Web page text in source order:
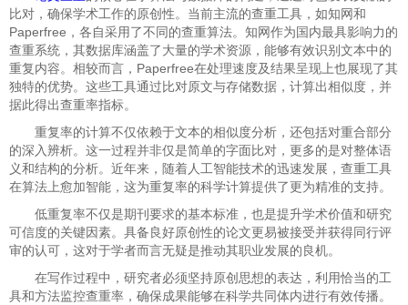
比对，确保学术工作的原创性。当前主流的查重工具，如知网和
Paperfree，各自采用了不同的查重算法。知网作为国内最具影响力的
查重系统，其数据库涵盖了大量的学术资源，能够有效识别文本中的
重复内容。相较而言，Paperfree在处理速度及结果呈现上也展现了其
独特的优势。这些工具通过比对原文与存储数据，计算出相似度，并
据此得出查重率指标。
重复率的计算不仅依赖于文本的相似度分析，还包括对重合部分
的深入辨析。这一过程并非仅是简单的字面比对，更多的是对整体语
义和结构的分析。近年来，随着人工智能技术的迅速发展，查重工具
在算法上愈加智能，这为重复率的科学计算提供了更为精准的支持。
低重复率不仅是期刊要求的基本标准，也是提升学术价值和研究
可信度的关键因素。具备良好原创性的论文更易被接受并获得同行评
审的认可，这对于学者而言无疑是推动其职业发展的良机。
在写作过程中，研究者必须坚持原创思想的表达，利用恰当的工
具和方法监控查重率，确保成果能够在科学共同体内进行有效传播。